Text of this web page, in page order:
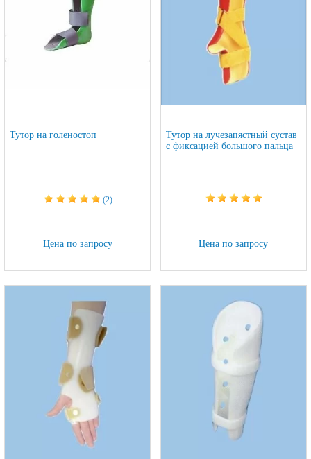
Тутор на голеностоп
(2)
Цена по запросу
Тутор на лучезапястный сустав
с фиксацией большого пальца
Цена по запросу